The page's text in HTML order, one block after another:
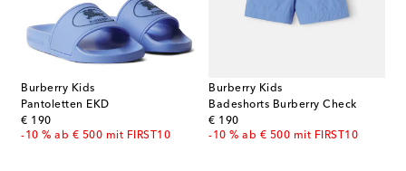
Burberry Kids
Pantoletten EKD
€ 190
original price
-10 % ab € 500 mit FIRST10
Burberry Kids
Badeshorts Burberry Check
€ 190
original price
-10 % ab € 500 mit FIRST10